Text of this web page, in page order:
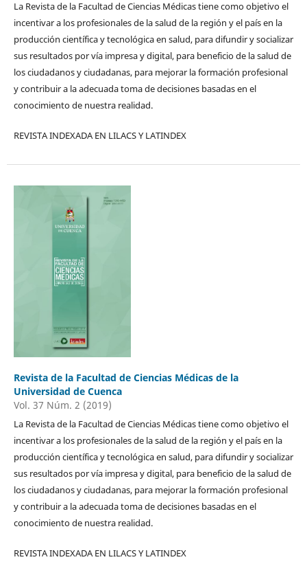
La Revista de la Facultad de Ciencias Médicas tiene como objetivo el
incentivar a los profesionales de la salud de la región y el país en la
producción científica y tecnológica en salud, para difundir y socializar
sus resultados por vía impresa y digital, para beneficio de la salud de
los ciudadanos y ciudadanas, para mejorar la formación profesional
y contribuir a la adecuada toma de decisiones basadas en el
conocimiento de nuestra realidad.
REVISTA INDEXADA EN LILACS Y LATINDEX
Revista de la Facultad de Ciencias Médicas de la
Universidad de Cuenca
Vol. 37 Núm. 2 (2019)
La Revista de la Facultad de Ciencias Médicas tiene como objetivo el
incentivar a los profesionales de la salud de la región y el país en la
producción científica y tecnológica en salud, para difundir y socializar
sus resultados por vía impresa y digital, para beneficio de la salud de
los ciudadanos y ciudadanas, para mejorar la formación profesional
y contribuir a la adecuada toma de decisiones basadas en el
conocimiento de nuestra realidad.
REVISTA INDEXADA EN LILACS Y LATINDEX